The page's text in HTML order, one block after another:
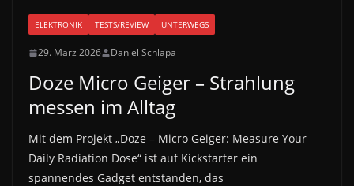
ELEKTRONIK TESTS/REVIEW UNTERWEGS
29. März 2026 Daniel Schlapa
Doze Micro Geiger – Strahlung
messen im Alltag
Mit dem Projekt „Doze – Micro Geiger: Measure Your
Daily Radiation Dose“ ist auf Kickstarter ein
spannendes Gadget entstanden, das